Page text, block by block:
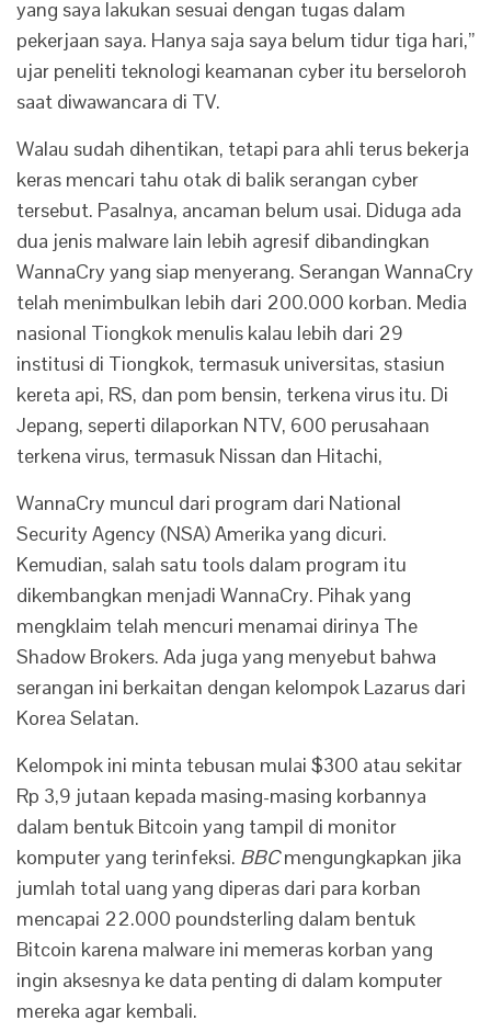
yang saya lakukan sesuai dengan tugas dalam
pekerjaan saya. Hanya saja saya belum tidur tiga hari,”
ujar peneliti teknologi keamanan cyber itu berseloroh
saat diwawancara di TV.
Walau sudah dihentikan, tetapi para ahli terus bekerja
keras mencari tahu otak di balik serangan cyber
tersebut. Pasalnya, ancaman belum usai. Diduga ada
dua jenis malware lain lebih agresif dibandingkan
WannaCry yang siap menyerang. Serangan WannaCry
telah menimbulkan lebih dari 200.000 korban. Media
nasional Tiongkok menulis kalau lebih dari 29
institusi di Tiongkok, termasuk universitas, stasiun
kereta api, RS, dan pom bensin, terkena virus itu. Di
Jepang, seperti dilaporkan NTV, 600 perusahaan
terkena virus, termasuk Nissan dan Hitachi,
WannaCry muncul dari program dari National
Security Agency (NSA) Amerika yang dicuri.
Kemudian, salah satu tools dalam program itu
dikembangkan menjadi WannaCry. Pihak yang
mengklaim telah mencuri menamai dirinya The
Shadow Brokers. Ada juga yang menyebut bahwa
serangan ini berkaitan dengan kelompok Lazarus dari
Korea Selatan.
Kelompok ini minta tebusan mulai $300 atau sekitar
Rp 3,9 jutaan kepada masing-masing korbannya
dalam bentuk Bitcoin yang tampil di monitor
komputer yang terinfeksi. BBCmengungkapkan jika
jumlah total uang yang diperas dari para korban
mencapai 22.000 poundsterling dalam bentuk
Bitcoin karena malware ini memeras korban yang
ingin aksesnya ke data penting di dalam komputer
mereka agar kembali.